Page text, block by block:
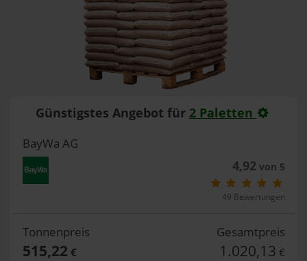
Günstigstes Angebot für 2 Paletten
BayWa AG
4,92von 5
49 Bewertungen
Tonnenpreis
515,22 €
Gesamtpreis
1.020,13 €